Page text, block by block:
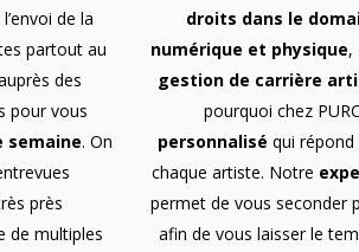
de la
partout au
des
pour vous
semaine. On
près
de multiples
droits dans le
numérique et physique,
gestion de carrière
pourquoi chez
personnalisé qui
chaque artiste. Notre
permet de vous seconder
afin de vous laisser le